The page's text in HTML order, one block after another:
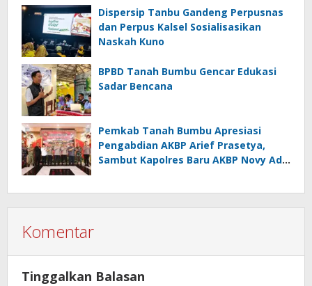
Dispersip Tanbu Gandeng Perpusnas
dan Perpus Kalsel Sosialisasikan
Naskah Kuno
BPBD Tanah Bumbu Gencar Edukasi
Sadar Bencana
Pemkab Tanah Bumbu Apresiasi
Pengabdian AKBP Arief Prasetya,
Sambut Kapolres Baru AKBP Novy Adi
Komentar
Tinggalkan Balasan